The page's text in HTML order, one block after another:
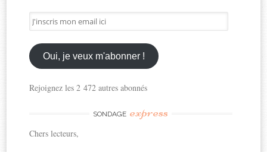
J'inscris
mon
email
ici
Oui, je veux m'abonner !
Rejoignez les 2 472 autres abonnés
SONDAGE express
Chers lecteurs,